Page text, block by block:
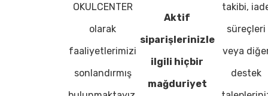
OKULCENTER
olarak
faaliyetlerimizi
sonlandırmış
Aktif
siparişlerinizle
ilgili hiçbir
mağduriyet
takibi,
süreçleri
veya
destek